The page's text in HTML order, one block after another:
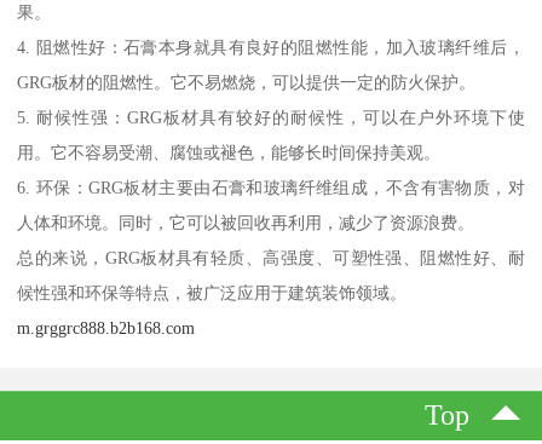
果。
4. 阻燃性好：石膏本身就具有良好的阻燃性能，加入玻璃纤维后，
GRG板材的阻燃性。它不易燃烧，可以提供一定的防火保护。
5. 耐候性强：GRG板材具有较好的耐候性，可以在户外环境下使
用。它不容易受潮、腐蚀或褪色，能够长时间保持美观。
6. 环保：GRG板材主要由石膏和玻璃纤维组成，不含有害物质，对
人体和环境。同时，它可以被回收再利用，减少了资源浪费。
总的来说，GRG板材具有轻质、高强度、可塑性强、阻燃性好、耐
候性强和环保等特点，被广泛应用于建筑装饰领域。
m.grggrc888.b2b168.com
Top